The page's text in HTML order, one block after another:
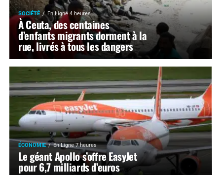
SOCIÉTÉ En Ligne 4 heures
À Ceuta, des centaines
d’enfants migrants dorment à la
rue, livrés à tous les dangers
ÉCONOMIE En Ligne 7 heures
Le géant Apollo s’offre EasyJet
pour 6,7 milliards d’euros